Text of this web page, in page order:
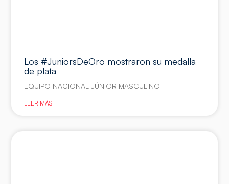
Los #JuniorsDeOro mostraron su medalla
de plata
EQUIPO NACIONAL JÚNIOR MASCULINO
LEER MÁS